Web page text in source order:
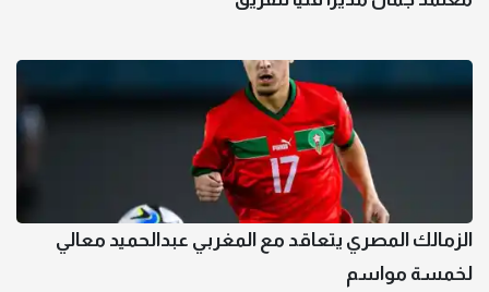
الزمالك المصري يتعاقد مع المغربي عبدالحميد معالي
لخمسة مواسم